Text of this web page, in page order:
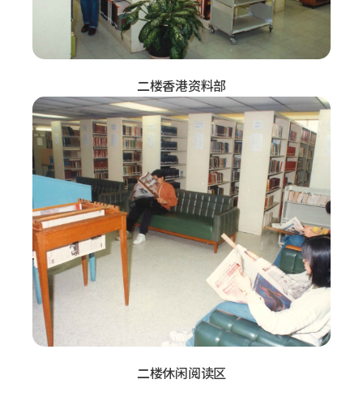
二楼香港资料部
二楼休闲阅读区